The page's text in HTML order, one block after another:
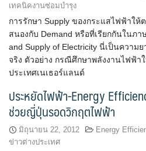
เทคนิคงานซ่อมบำรุง
การรักษา Supply ของกระแสไฟฟ้าให้
สนองกับ Demand หรือที่เรียกกันในภา
and Supply of Electricity นี่เป็นความ
จริง ตัวอย่าง กรณีศึกษาพลังงานไฟฟ้า
ประเทศเนเธอร์แลนด์
ประหยัดไฟฟ้า-Energy
ช่วยญี่ปุ่นรอดวิกฤตไฟฟ้า
มิถุนายน 22, 2012 Energy
ข่าวต่างประเทศ